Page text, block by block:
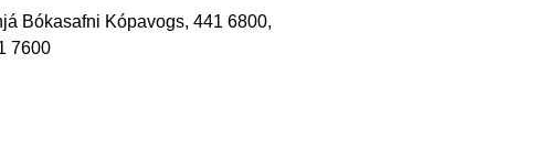
Bókasafni Kópavogs, 441 6800,
7600